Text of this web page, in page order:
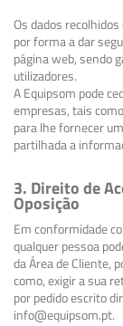
Os dados
por forma a dar
página web, sendo
utilizadores.
A Equipsom pode
empresas, tais
para lhe fornecer
partilhada a
3. Direito de
Oposição
Em conformidade
qualquer pessoa
da Área de Cliente,
como, exigir a sua
por pedido escrito
info@equipsom.pt.